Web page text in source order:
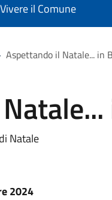
Vivere il Comune
Aspettando il Natale... in
Natale
2024